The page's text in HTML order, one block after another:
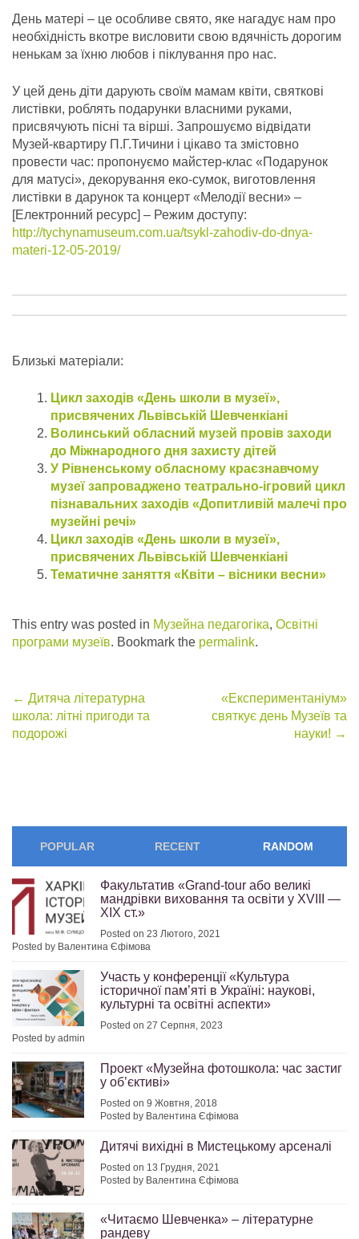
День матері – це особливе свято, яке нагадує нам про
необхідність вкотре висловити свою вдячність дорогим
ненькам за їхню любов і піклування про нас.
У цей день діти дарують своїм мамам квіти, святкові
листівки, роблять подарунки власними руками,
присвячують пісні та вірші. Запрошуємо відвідати
Музей-квартиру П.Г.Тичини і цікаво та змістовно
провести час: пропонуємо майстер-клас «Подарунок
для матусі», декорування еко-сумок, виготовлення
листівки в дарунок та концерт «Мелодії весни» –
[Електронний ресурс] – Режим доступу:
http://tychynamuseum.com.ua/tsykl-zahodiv-do-dnya-
materi-12-05-2019/
Близькі матеріали:
Цикл заходів «День школи в музеї»,
присвячених Львівській Шевченкіані
Волинський обласний музей провів заходи
до Міжнародного дня захисту дітей
У Рівненському обласному краєзнавчому
музеї запроваджено театрально-ігровий цикл
пізнавальних заходів «Допитливій малечі про
музейні речі»
Цикл заходів «День школи в музеї»,
присвячених Львівській Шевченкіані
Тематичне заняття «Квіти – вісники весни»
This entry was posted in Музейна педагогіка, Освітні
програми музеїв. Bookmark the permalink.
Post
navigation
← Дитяча літературна
школа: літні пригоди та
подорожі
«Експериментаніум»
святкує день Музеїв та
науки! →
POPULAR RECENT RANDOM
Факультатив «Grand-tour або великі
мандрівки виховання та освіти у XVIII —
XIX ст.»
Posted on 23 Лютого, 2021
Posted by Валентина Єфімова
Участь у конференції «Культура
історичної пам’яті в Україні: наукові,
культурні та освітні аспекти»
Posted on 27 Серпня, 2023
Posted by admin
Проект «Музейна фотошкола: час застиг
у об’єктиві»
Posted on 9 Жовтня, 2018
Posted by Валентина Єфімова
Дитячі вихідні в Мистецькому арсеналі
Posted on 13 Грудня, 2021
Posted by Валентина Єфімова
«Читаємо Шевченка» – літературне
рандеву